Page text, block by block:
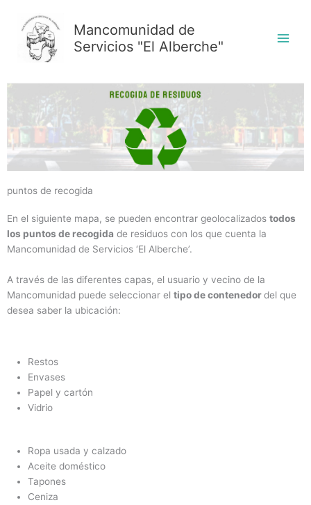
contenido
Mancomunidad de
Servicios "El Alberche"
puntos de recogida
En el siguiente mapa, se pueden encontrar geolocalizados todos
los puntos de recogida de residuos con los que cuenta la
Mancomunidad de Servicios ‘El Alberche’.
A través de las diferentes capas, el usuario y vecino de la
Mancomunidad puede seleccionar el tipo de contenedordel que
desea saber la ubicación:
Restos
Envases
Papel y cartón
Vidrio
Ropa usada y calzado
Aceite doméstico
Tapones
Ceniza